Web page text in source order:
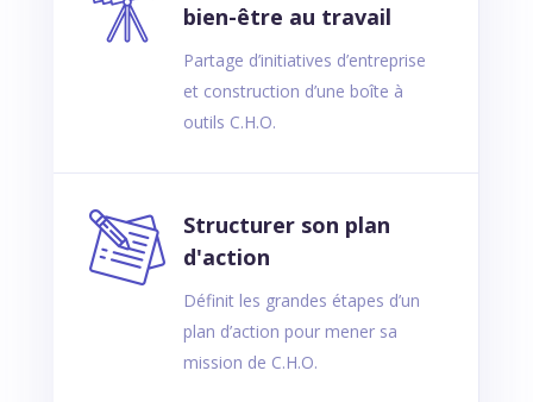
bien-être au travail
Partage d’initiatives d’entreprise
et construction d’une boîte à
outils C.H.O.
Structurer son plan
d'action
Définit les grandes étapes d’un
plan d’action pour mener sa
mission de C.H.O.